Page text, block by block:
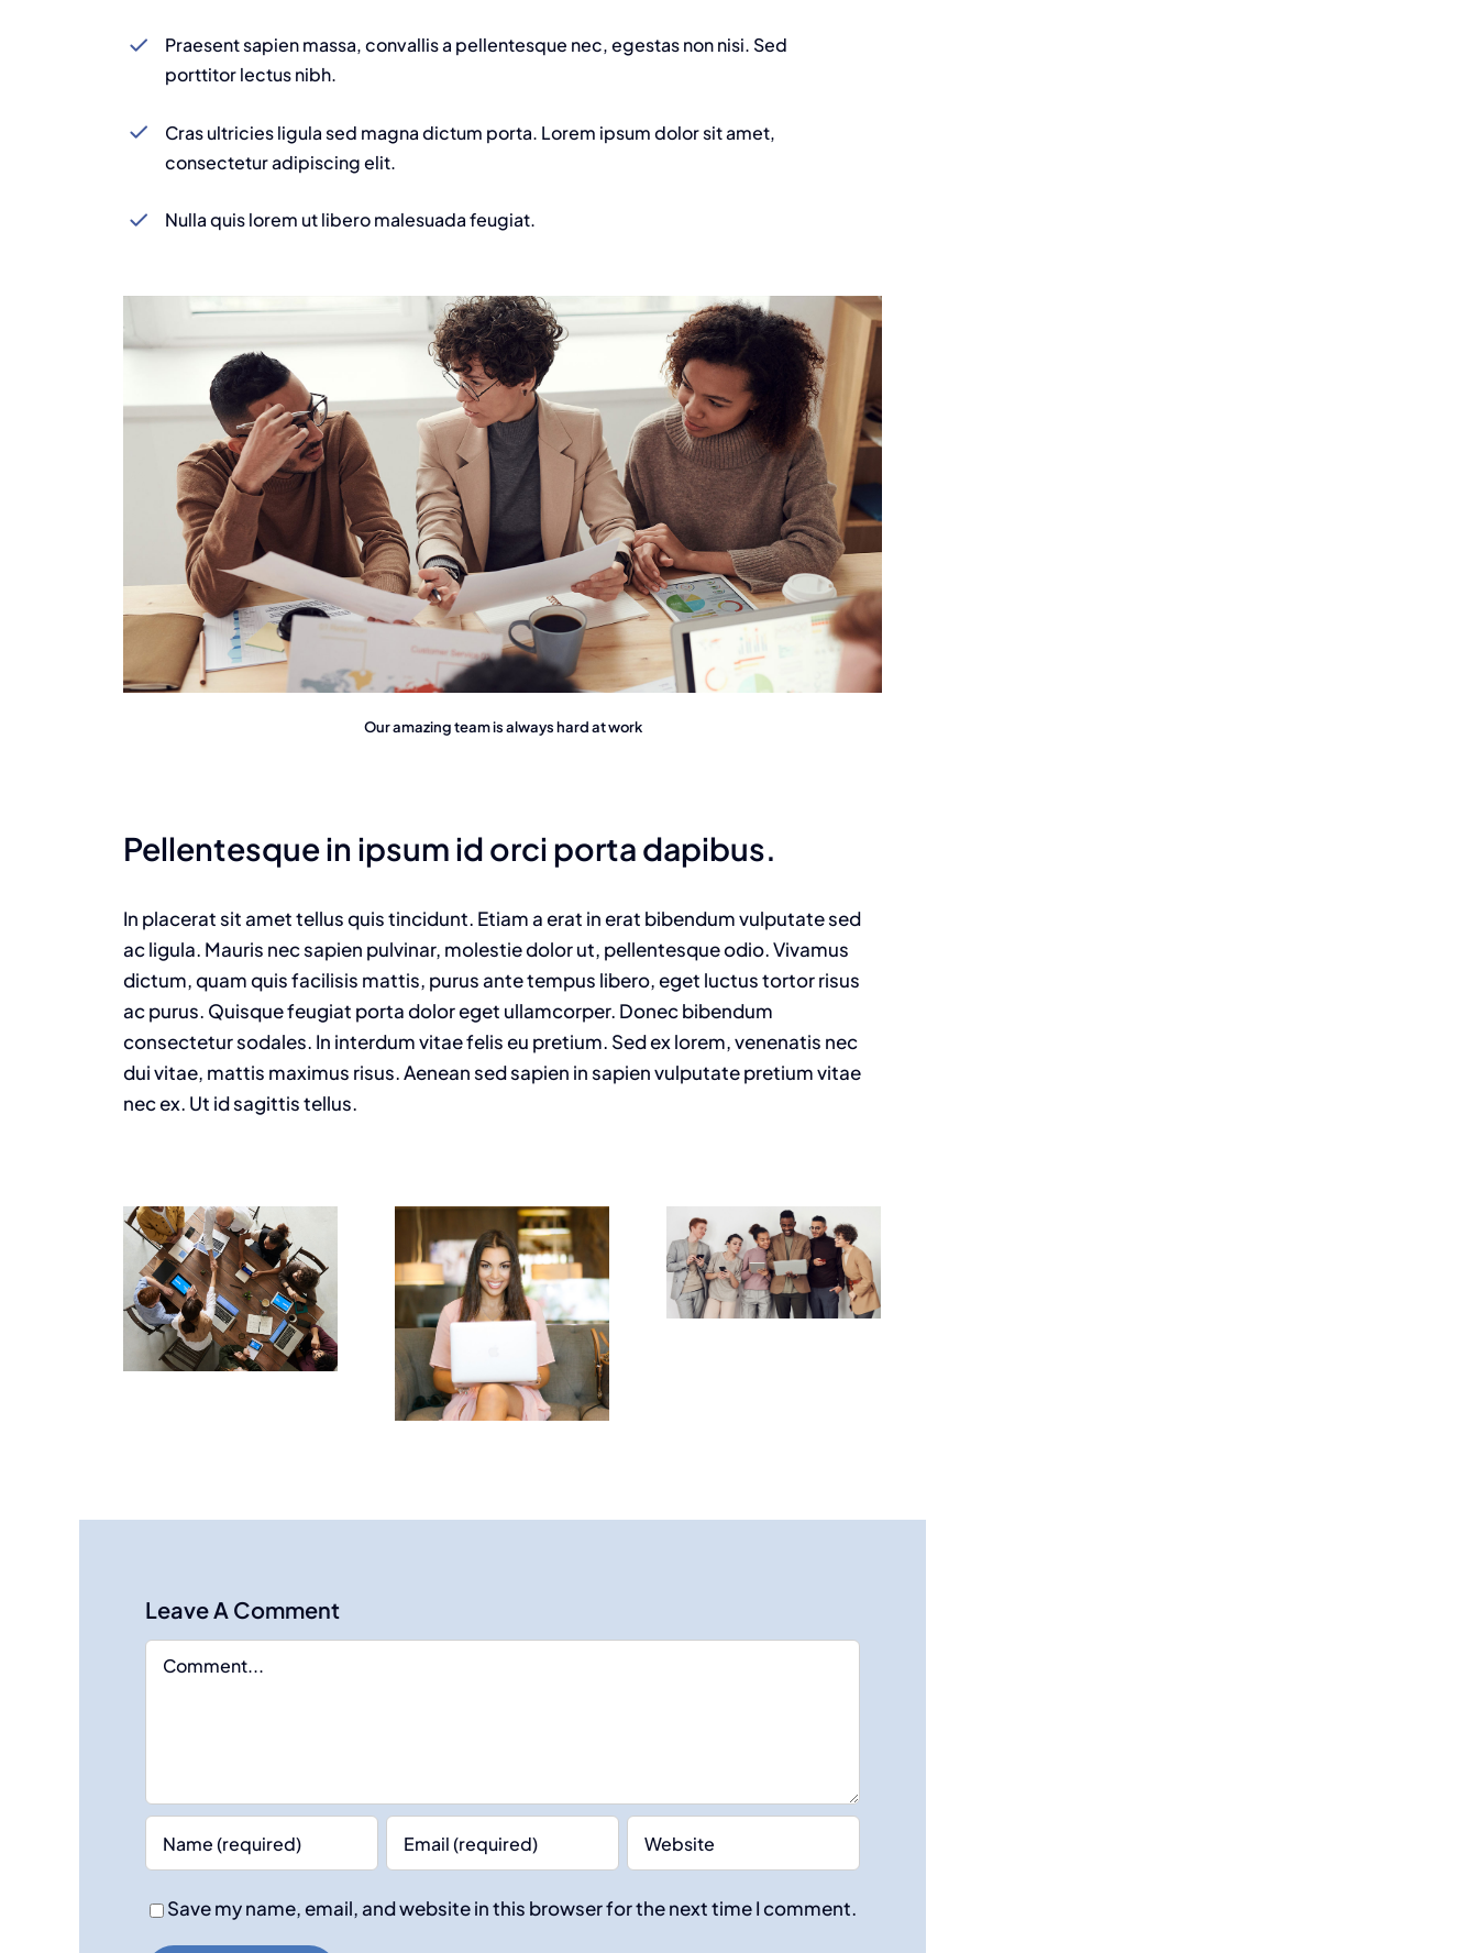
Praesent sapien massa, convallis a pellentesque nec, egestas non nisi. Sed
porttitor lectus nibh.
Cras ultricies ligula sed magna dictum porta. Lorem ipsum dolor sit amet,
consectetur adipiscing elit.
Nulla quis lorem ut libero malesuada feugiat.
Our amazing team is always hard at work
Pellentesque in ipsum id orci porta dapibus.
In placerat sit amet tellus quis tincidunt. Etiam a erat in erat bibendum vulputate sed
ac ligula. Mauris nec sapien pulvinar, molestie dolor ut, pellentesque odio. Vivamus
dictum, quam quis facilisis mattis, purus ante tempus libero, eget luctus tortor risus
ac purus. Quisque feugiat porta dolor eget ullamcorper. Donec bibendum
consectetur sodales. In interdum vitae felis eu pretium. Sed ex lorem, venenatis nec
dui vitae, mattis maximus risus. Aenean sed sapien in sapien vulputate pretium vitae
nec ex. Ut id sagittis tellus.
Leave A Comment
Comment
Save my name, email, and website in this browser for the next time I comment.